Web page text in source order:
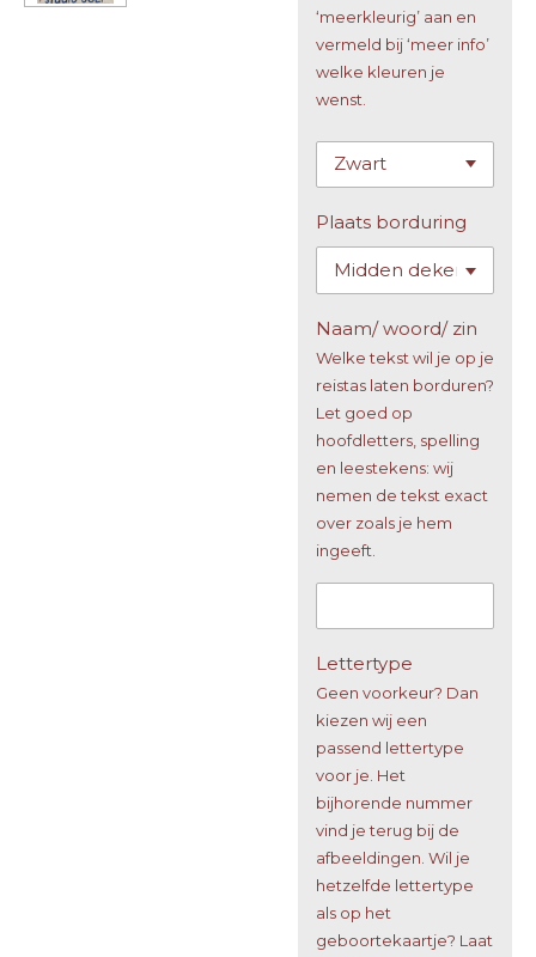
‘meerkleurig’ aan en
vermeld bij ‘meer info’
welke kleuren je
wenst.
Plaats borduring
Naam/ woord/ zin
Welke tekst wil je op je
reistas laten borduren?
Let goed op
hoofdletters, spelling
en leestekens: wij
nemen de tekst exact
over zoals je hem
ingeeft.
Lettertype
Geen voorkeur? Dan
kiezen wij een
passend lettertype
voor je. Het
bijhorende nummer
vind je terug bij de
afbeeldingen. Wil je
hetzelfde lettertype
als op het
geboortekaartje? Laat